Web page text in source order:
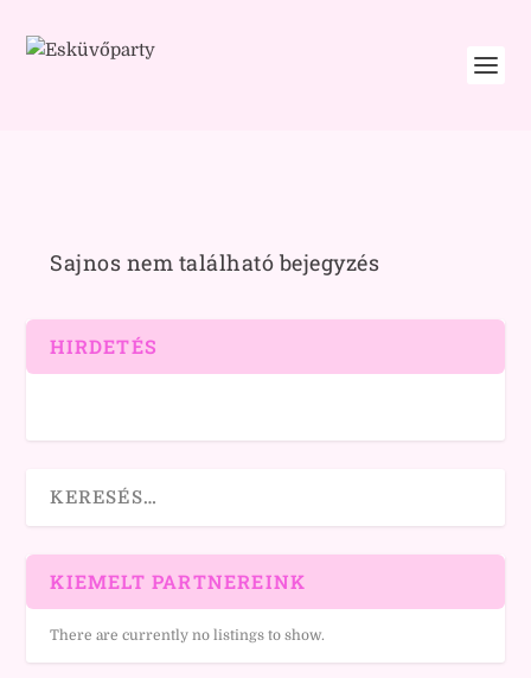
Sajnos nem található bejegyzés
HIRDETÉS
KIEMELT PARTNEREINK
There are currently no listings to show.